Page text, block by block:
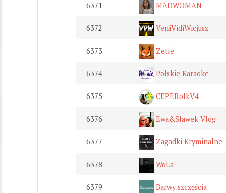
6371 MADWOMAN
6372 VeniVidiWicjusz
6373 Zetie
6374 Polskie Karaoke
6375 CEPERolkV4
6376 Ewa&Sławek Vlog
6377 Zagadki Kryminalne
6378 WoLa
6379 Barwy szczęścia